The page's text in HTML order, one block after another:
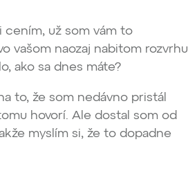
cením, už som vám to
vašom naozaj nabitom rozvrhu
ako sa dnes máte?
to, že som nedávno pristál
hovorí. Ale dostal som od
myslím si, že to dopadne